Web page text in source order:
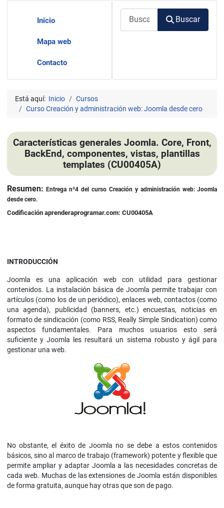
Inicio
Mapa web
Contacto
Buscar
Está aquí: Inicio
Cursos
Curso Creación y administración web: Joomla desde cero
Características generales Joomla. Core, Front,
BackEnd, componentes, vistas, plantillas
templates (CU00405A)
Detalles
Resumen:Entrega nº4 del curso Creación y administración web: Joomla
desde cero.
Codificación aprenderaprogramar.com: CU00405A
INTRODUCCIÓN
Joomla es una aplicación web con utilidad para gestionar
contenidos. La instalación básica de Joomla permite trabajar con
artículos (como los de un periódico), enlaces web, contactos (como
una agenda), publicidad (banners, etc.) encuestas, noticias en
formato de sindicación (como RSS, Really Simple Sindication) como
aspectos fundamentales. Para muchos usuarios esto será
suficiente y Joomla les resultará un sistema robusto y ágil para
gestionar una web.
No obstante, el éxito de Joomla no se debe a estos contenidos
básicos, sino al marco de trabajo (framework) potente y flexible que
permite ampliar y adaptar Joomla a las necesidades concretas de
cada web. Muchas de las extensiones de Joomla están disponibles
de forma gratuita, aunque hay otras que son de pago.